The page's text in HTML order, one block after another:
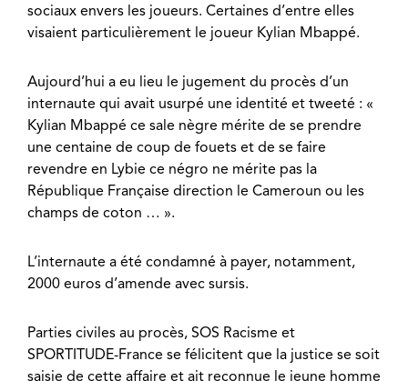
sociaux envers les joueurs. Certaines d’entre elles
visaient particulièrement le joueur Kylian Mbappé.
Aujourd’hui a eu lieu le jugement du procès d’un
internaute qui avait usurpé une identité et tweeté : «
Kylian Mbappé ce sale nègre mérite de se prendre
une centaine de coup de fouets et de se faire
revendre en Lybie ce négro ne mérite pas la
République Française direction le Cameroun ou les
champs de coton … ».
L’internaute a été condamné à payer, notamment,
2000 euros d’amende avec sursis.
Parties civiles au procès, SOS Racisme et
SPORTITUDE-France se félicitent que la justice se soit
saisie de cette affaire et ait reconnue le jeune homme